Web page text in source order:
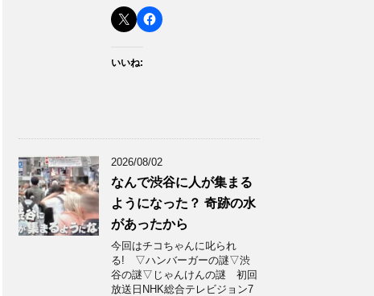
いいね:
2026/08/02
なんで渋谷に人が集まる
ようになった？ 奇跡の水
があったから
今回はチコちゃんに叱られ
る! ▽ハンバーガーの謎▽渋
谷の謎▽じゃんけんの謎 初回
放送日NHK総合テレビジョン7